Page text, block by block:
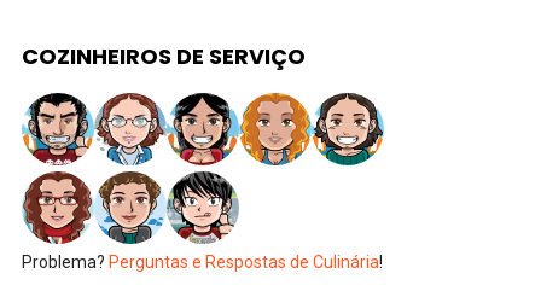
COZINHEIROS DE SERVIÇO
Problema? Perguntas e Respostas de Culinária!